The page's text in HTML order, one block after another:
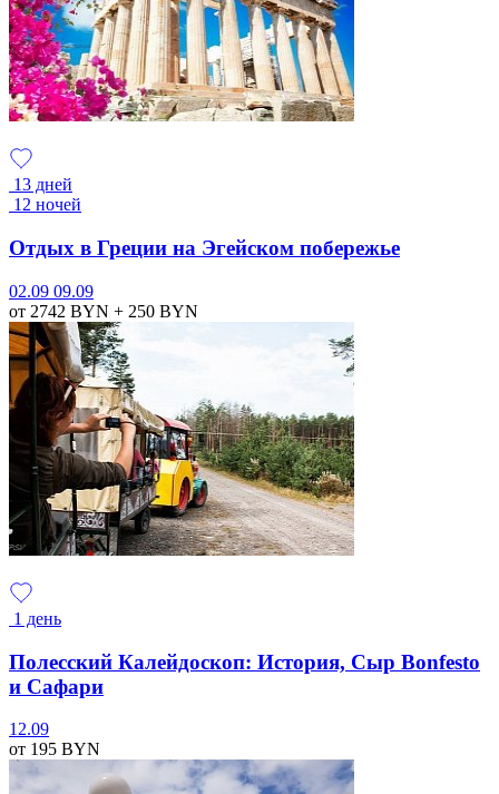
13 дней
12 ночей
Отдых в Греции на Эгейском побережье
02.09 09.09
от 2742 BYN + 250 BYN
1 день
Полесский Калейдоскоп: История, Сыр Bonfesto
и Сафари
12.09
от 195 BYN